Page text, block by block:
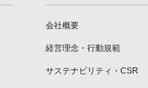
会社概要
経営理念・行動規範
サステナビリティ・CSR